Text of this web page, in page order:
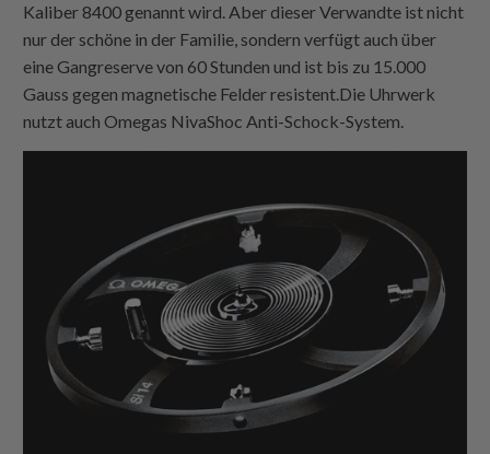
Kaliber 8400 genannt wird. Aber dieser Verwandte ist nicht
nur der schöne in der Familie, sondern verfügt auch über
eine Gangreserve von 60 Stunden und ist bis zu 15.000
Gauss gegen magnetische Felder resistent.Die Uhrwerk
nutzt auch Omegas NivaShoc Anti-Schock-System.